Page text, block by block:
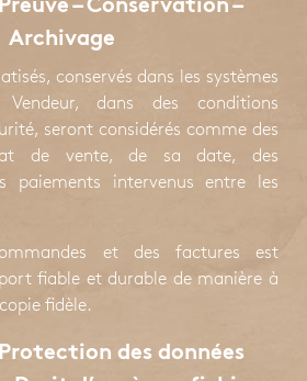
– Conservation –
Archivage
conservés dans les systèmes
dans des conditions
seront considérés comme des
de vente, de sa date, des
paiements intervenus entre les
et des factures est
fiable et durable de manière à
fidèle.
des données